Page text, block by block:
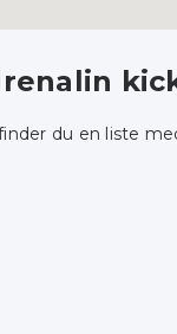
du en liste